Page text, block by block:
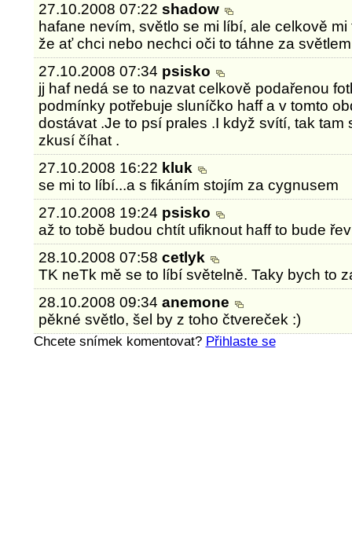
27.10.2008 07:22shadow
hafane nevím, světlo se mi líbí, ale celkově
že ať chci nebo nechci oči to táhne za
27.10.2008 07:34 psisko
jj haf nedá se to nazvat celkově podařenou
podmínky potřebuje sluníčko haff a v tomto
dostávat .Je to psí prales .I když svítí, tak
zkusí číhat .
27.10.2008 16:22 kluk
se mi to líbí...a s fikáním stojím za cygnusem
27.10.2008 19:24 psisko
až to tobě budou chtít ufiknout haff to bude
28.10.2008 07:58cetlyk
TK neTk mě se to líbí světelně. Taky bych to
28.10.2008 09:34anemone
pěkné světlo, šel by z toho čtvereček :)
Chcete snímek komentovat? Přihlaste se